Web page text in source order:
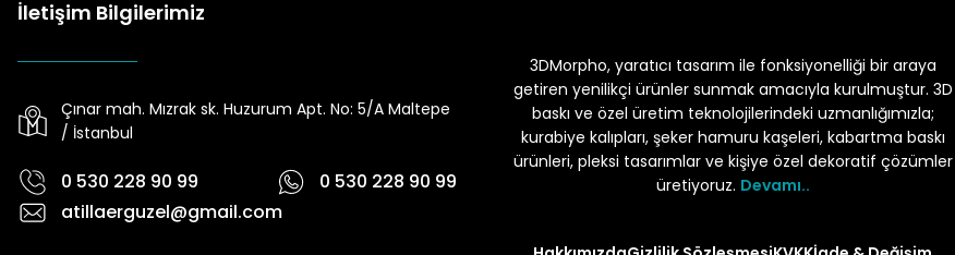
İletişim Bilgilerimiz
Çınar mah. Mızrak sk. Huzurum Apt. No: 5/A Maltepe
/ İstanbul
0 530 228 90 99
0 530 228 90 99
atillaerguzel@gmail.com
3DMorpho, yaratıcı tasarım ile fonksiyonelliği bir araya
getiren yenilikçi ürünler sunmak amacıyla kurulmuştur. 3D
baskı ve özel üretim teknolojilerindeki uzmanlığımızla;
kurabiye kalıpları, şeker hamuru kaşeleri, kabartma baskı
ürünleri, pleksi tasarımlar ve kişiye özel dekoratif çözümler
üretiyoruz. Devamı..